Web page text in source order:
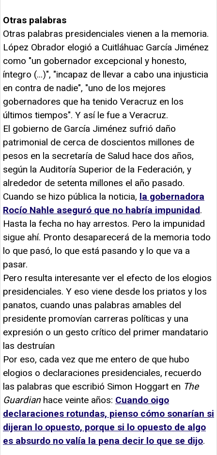
Otras palabras
Otras palabras presidenciales vienen a la memoria.
López Obrador elogió a Cuitláhuac García Jiménez
como "un gobernador excepcional y honesto,
íntegro (...)", "incapaz de llevar a cabo una injusticia
en contra de nadie", "uno de los mejores
gobernadores que ha tenido Veracruz en los
últimos tiempos". Y así le fue a Veracruz.
El gobierno de García Jiménez sufrió daño
patrimonial de cerca de doscientos millones de
pesos en la secretaría de Salud hace dos años,
según la Auditoría Superior de la Federación, y
alrededor de setenta millones el año pasado.
Cuando se hizo pública la noticia, la gobernadora
Rocío Nahle aseguró que no habría impunidad.
Hasta la fecha no hay arrestos. Pero la impunidad
sigue ahí. Pronto desaparecerá de la memoria todo
lo que pasó, lo que está pasando y lo que va a
pasar.
Pero resulta interesante ver el efecto de los elogios
presidenciales. Y eso viene desde los priatos y los
panatos, cuando unas palabras amables del
presidente promovían carreras políticas y una
expresión o un gesto crítico del primer mandatario
las destruían
Por eso, cada vez que me entero de que hubo
elogios o declaraciones presidenciales, recuerdo
las palabras que escribió Simon Hoggart en The
Guardianhace veinte años: Cuando oigo
declaraciones rotundas, pienso cómo sonarían si
dijeran lo opuesto, porque si lo opuesto de algo
es absurdo no valía la pena decir lo que se dijo.